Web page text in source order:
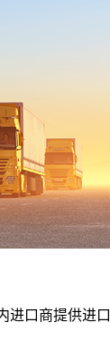
口商提供